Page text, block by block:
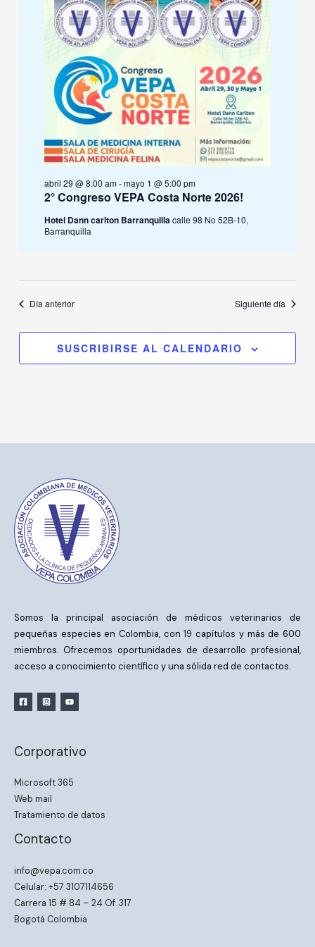
2° Congreso VEPA Costa Norte 2026!
abril 29 @ 8:00 am-mayo 1 @ 5:00 pm
Hotel Dann carlton Barranquillacalle 98 No 52B-10,
Barranquilla
Día anterior Siguiente día
SUSCRIBIRSE AL CALENDARIO
Somos la principal asociación de médicos veterinarios de
pequeñas especies en Colombia, con 19 capítulos y más de 600
miembros. Ofrecemos oportunidades de desarrollo profesional,
acceso a conocimiento científico y una sólida red de contactos.
Corporativo
Microsoft 365
Web mail
Tratamiento de datos
Contacto
info@vepa.com.co
Celular: +57 3107114656
Carrera 15 # 84 – 24 Of. 317
Bogotá Colombia